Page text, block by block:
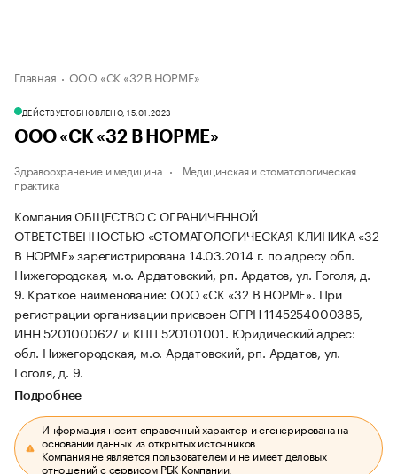
Главная ООО «СК «32 В НОРМЕ»
ДЕЙСТВУЕТОБНОВЛЕНО, 15.01.2023
ООО «СК «32 В НОРМЕ»
Здравоохранение и медицина
Медицинская и стоматологическая
практика
Компания ОБЩЕСТВО С ОГРАНИЧЕННОЙ
ОТВЕТСТВЕННОСТЬЮ «СТОМАТОЛОГИЧЕСКАЯ КЛИНИКА «32
В НОРМЕ» зарегистрирована 14.03.2014 г. по адресу обл.
Нижегородская, м.о. Ардатовский, рп. Ардатов, ул. Гоголя, д.
9. Краткое наименование: ООО «СК «32 В НОРМЕ». При
регистрации организации присвоен ОГРН 1145254000385,
ИНН 5201000627 и КПП 520101001. Юридический адрес:
обл. Нижегородская, м.о. Ардатовский, рп. Ардатов, ул.
Гоголя, д. 9.
Подробнее
Информация носит справочный характер и сгенерирована на
основании данных из открытых источников.
Компания не является пользователем и не имеет деловых
отношений с сервисом РБК Компании.